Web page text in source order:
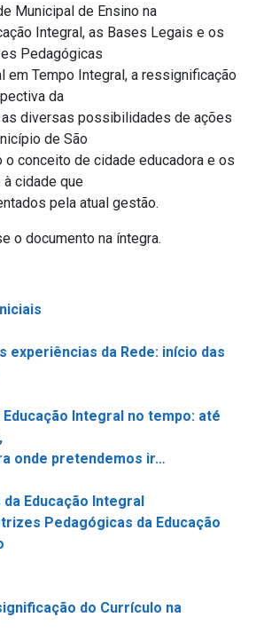
Municipal de Ensino na
Integral, as Bases Legais e os
Pedagógicas
em Tempo Integral, a ressignificação
da
as diversas possibilidades de ações
de São
o conceito de cidade educadora e os
cidade que
pela atual gestão.
o documento na íntegra.
experiências da Rede: início das
Integral no tempo: até
onde pretendemos ir…
Educação Integral
Pedagógicas da Educação
do Currículo na